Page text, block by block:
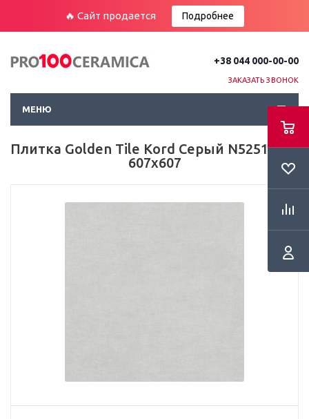
🔥 Сайт продается Подробнее
+38 044 000-00-00
ЗАКАЗАТЬ ЗВОНОК
МЕНЮ
Плитка Golden Tile Kord Серый N5251 Пол
607х607